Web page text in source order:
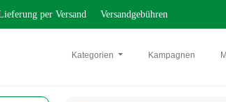
per Versand Versandgebühren
Kategorien Kampagnen